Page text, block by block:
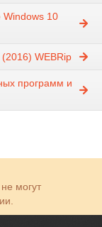
Windows 10
WEBRip
программ и
не могут